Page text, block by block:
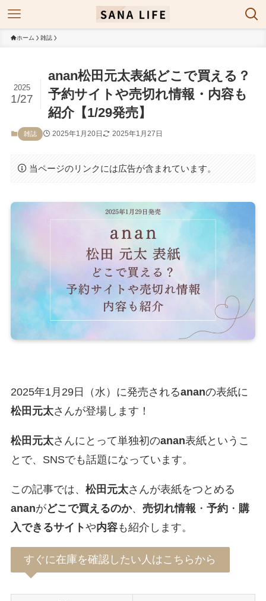
ホーム 雑誌
anan松田元太表紙どこで買える？
予約サイトや売切れ情報・内容も
紹介【1/29発売】
2025
1/27
雑誌 2025年1月20日 2025年1月27日
当ページのリンクには広告が含まれています。
2025年1月29日（水）に発売されるananの表紙に
松田元太さんが登場します！
松田元太さんにとって単独初のanan表紙というこ
とで、SNSでも話題になっています。
この記事では、 松田元太さんが表紙をつとめる
ananがどこで買えるのか、 売切れ情報 ・ 予約・ 購
入できるサイトや内容も紹介します。
すぐに在庫を確認したい人はこちらから